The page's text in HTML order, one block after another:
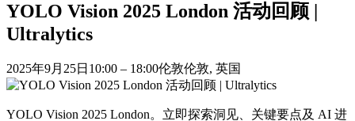
YOLO Vision 2025 London 活动回顾 |
Ultralytics
2025年9月25日 10:00 – 18:00伦敦伦敦, 英国
YOLO Vision 2025 London。立即探索洞见、关键要点及 AI 进